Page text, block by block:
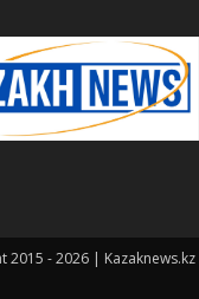
2015 -2026 | Kazaknews.kz